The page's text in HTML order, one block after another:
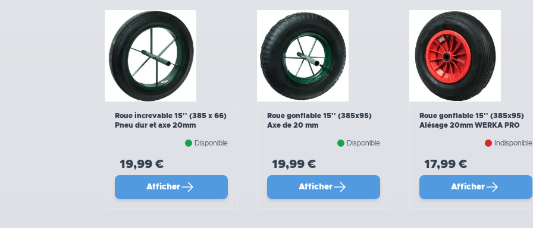
Roue increvable 15'' (385 x 66)
Pneu dur et axe 20mm
Disponible
19,99 €
Afficher
Roue gonflable 15'' (385x95)
Axe de 20 mm
Disponible
19,99 €
Afficher
Roue gonflable 15'' (385x95)
Alésage 20mm WERKA PRO
Indisponible
17,99 €
Afficher